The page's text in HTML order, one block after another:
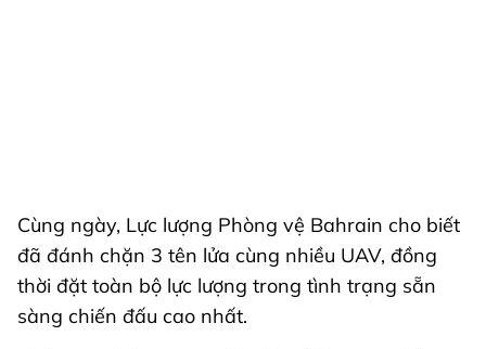
Cùng ngày, Lực lượng Phòng vệ Bahrain cho biết
đã đánh chặn 3 tên lửa cùng nhiều UAV, đồng
thời đặt toàn bộ lực lượng trong tình trạng sẵn
sàng chiến đấu cao nhất.